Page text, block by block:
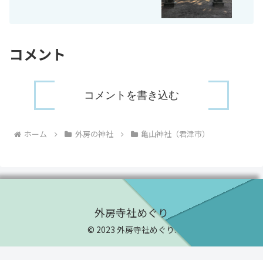
コメント
コメントを書き込む
ホーム 外房の神社 亀山神社（君津市）
外房寺社めぐり
© 2023 外房寺社めぐり.